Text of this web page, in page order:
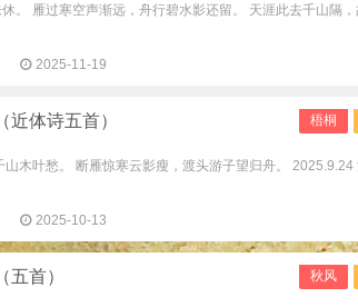
。 雁过寒空声渐远，舟行碧水影还留。 天涯此去千山隔
2025-11-19
梧桐
近体诗五首）
木叶愁。 断雁惊寒云影瘦，渡头游子望归舟。 2025.9.24
2025-10-13
秋风
五首）